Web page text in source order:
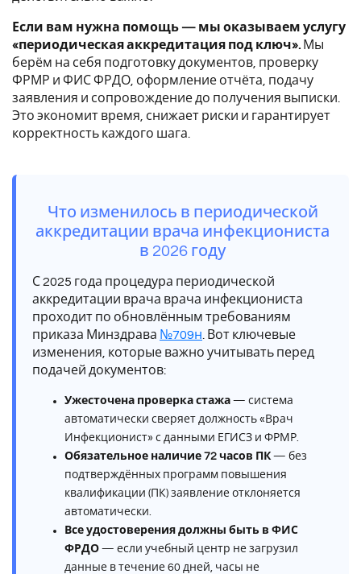
Если вам нужна помощь — мы оказываем услугу
«периодическая аккредитация под ключ». Мы
берём на себя подготовку документов, проверку
ФРМР и ФИС ФРДО, оформление отчёта, подачу
заявления и сопровождение до получения выписки.
Это экономит время, снижает риски и гарантирует
корректность каждого шага.
Что изменилось в периодической
аккредитации врача инфекциониста
в 2026 году
С 2025 года процедура периодической
аккредитации врача врача инфекциониста
проходит по обновлённым требованиям
приказа Минздрава №709н . Вот ключевые
изменения, которые важно учитывать перед
подачей документов:
Ужесточена проверка стажа — система
автоматически сверяет должность «Врач
Инфекционист» с данными ЕГИСЗ и ФРМР.
Обязательное наличие 72 часов ПК — без
подтверждённых программ повышения
квалификации (ПК) заявление отклоняется
автоматически.
Все удостоверения должны быть в ФИС
ФРДО — если учебный центр не загрузил
данные в течение 60 дней, часы не